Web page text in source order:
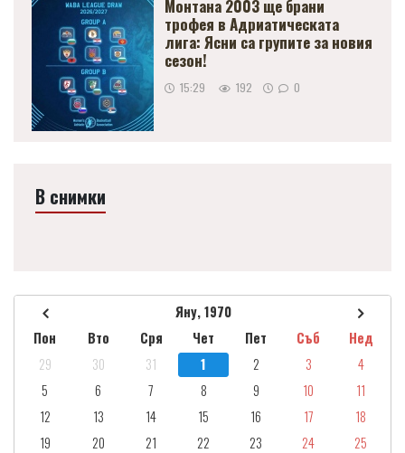
Монтана 2003 ще брани
трофея в Адриатическата
лига: Ясни са групите за новия
сезон!
15:29 192 0
В снимки
Яну, 1970
Пон
Вто Сря Чет Пет Съб
Нед
29
30 31 1 2 3
4
5
6 7 8 9 10
11
12
13 14 15 16 17
18
19
20 21 22 23 24
25